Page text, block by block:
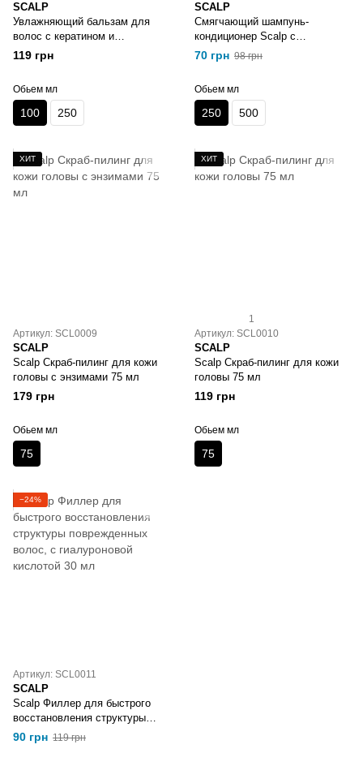
SCALP
Увлажняющий бальзам для
волос с кератином и
протеинами Scalp 100 мл
119 грн
Обьем мл
100 250
SCALP
Смягчающий шампунь-
кондиционер Scalp с
протеинами шелка 250 мл
70 грн 98 грн
Обьем мл
250 500
ХИТ
Артикул: SCL0009
SCALP
Scalp Скраб-пилинг для кожи
головы с энзимами 75 мл
179 грн
Обьем мл
75
ХИТ
1
Артикул: SCL0010
SCALP
Scalp Скраб-пилинг для кожи
головы 75 мл
119 грн
Обьем мл
75
−24%
Артикул: SCL0011
SCALP
Scalp Филлер для быстрого
восстановления структуры
поврежденных волос, с
гиалуроновой кислотой 30 мл
90 грн 119 грн